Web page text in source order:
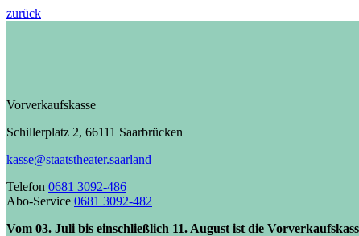
zurück
Vorverkaufskasse
Schillerplatz 2, 66111 Saarbrücken
kasse@staatstheater.saarland
Telefon 0681 3092-486
Abo-Service 0681 3092-482
Vom 03. Juli bis einschließlich 11. August ist die